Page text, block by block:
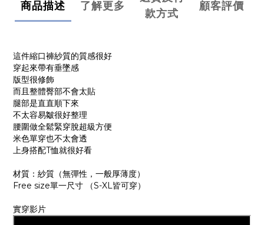
商品描述 了解更多
款方式
顧客評價
這件縮口褲紗質的質感很好
穿起來帶有垂墜感
版型很修飾
而且整體臀部不會太貼
腿部是直直順下來
不太容易皺很好整理
腰圍做全鬆緊穿脫超級方便
米色單穿也不太會透
上身搭配T恤就很好看
材質：紗質（無彈性，一般厚薄度）
Free size單一尺寸 （S-XL皆可穿）
實穿影片